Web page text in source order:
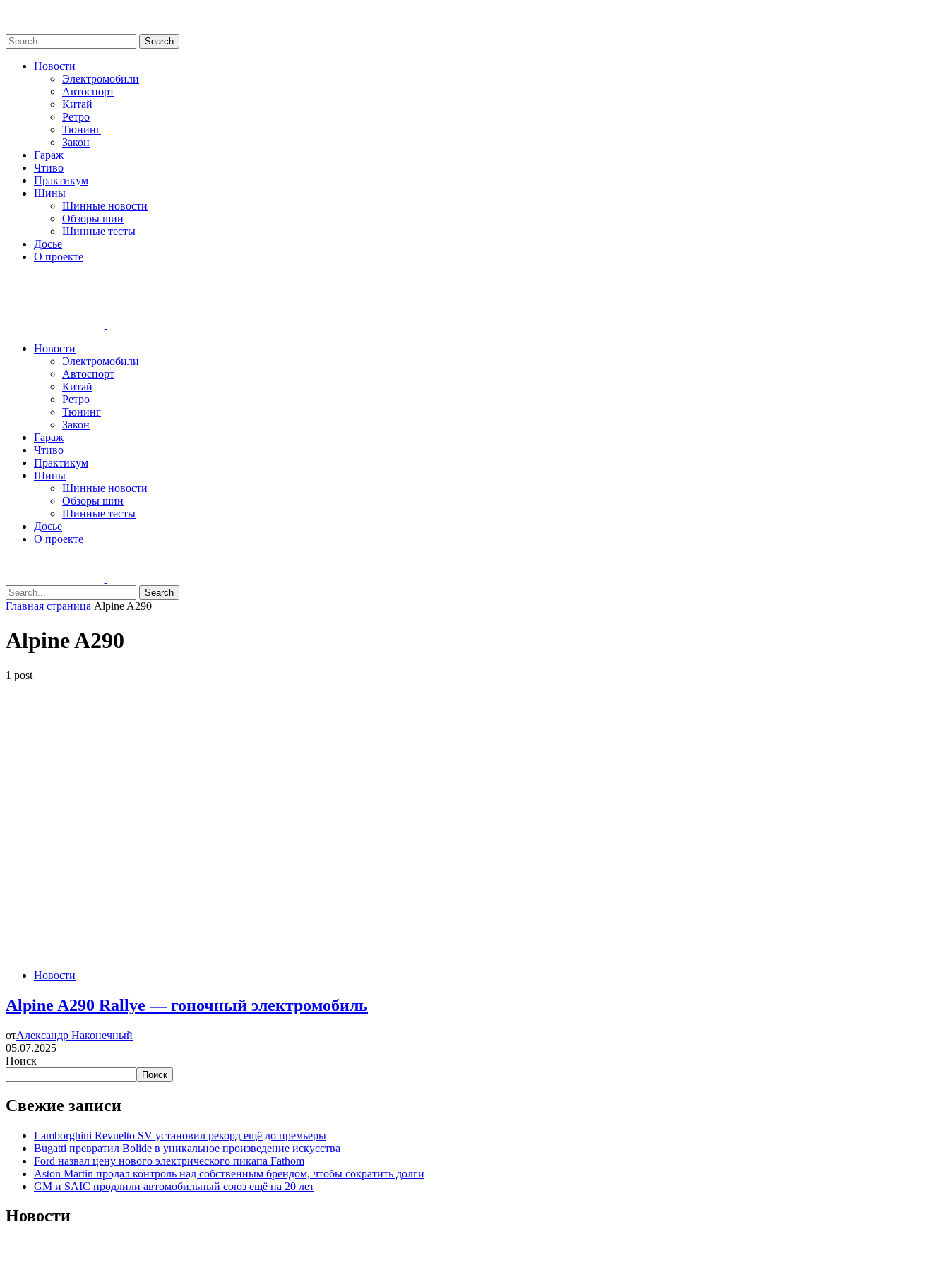
Search
Новости
Электромобили
Автоспорт
Китай
Ретро
Тюнинг
Закон
Гараж
Чтиво
Практикум
Шины
Шинные новости
Обзоры шин
Шинные тесты
Досье
О проекте
Новости
Электромобили
Автоспорт
Китай
Ретро
Тюнинг
Закон
Гараж
Чтиво
Практикум
Шины
Шинные новости
Обзоры шин
Шинные тесты
Досье
О проекте
Search
Главная страница Alpine A290
Alpine A290
1 post
Новости
Alpine A290 Rallye — гоночный электромобиль
отАлександр Наконечный
05.07.2025
Поиск
Поиск
Свежие записи
Lamborghini Revuelto SV установил рекорд ещё до премьеры
Bugatti превратил Bolide в уникальное произведение искусства
Ford назвал цену нового электрического пикапа Fathom
Aston Martin продал контроль над собственным брендом, чтобы сократить долги
GM и SAIC продлили автомобильный союз ещё на 20 лет
Новости